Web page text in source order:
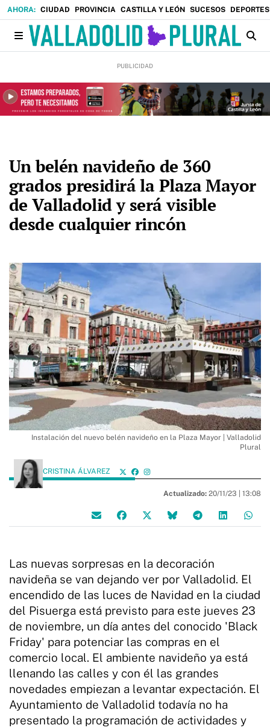
CIUDAD PROVINCIA CASTILLA Y LEÓN SUCESOS DEPORTES
Un belén navideño de 360
grados presidirá la Plaza Mayor
de Valladolid y será visible
desde cualquier rincón
Instalación del nuevo belén navideño en la Plaza Mayor | Valladolid
Plural
CRISTINA ÁLVAREZ
Actualizado: 20/11/23 | 13:08
Las nuevas sorpresas en la decoración
navideña se van dejando ver por Valladolid. El
encendido de las luces de Navidad en la ciudad
del Pisuerga está previsto para este jueves 23
de noviembre, un día antes del conocido 'Black
Friday' para potenciar las compras en el
comercio local. El ambiente navideño ya está
llenando las calles y con él las grandes
novedades empiezan a levantar expectación. El
Ayuntamiento de Valladolid todavía no ha
presentado la programación de actividades y